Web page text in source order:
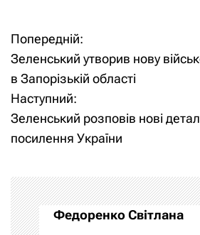
Н
а
в
і
а
ц
Попередній:
Зеленський утворив нову
в Запорізькій області
Наступний:
Зеленський розповів нові
посилення України
Федоренко Світлана